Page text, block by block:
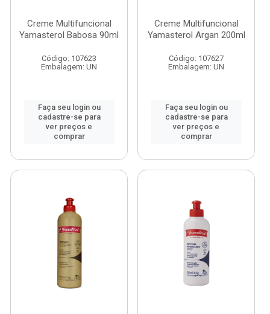
Creme Multifuncional
Yamasterol Babosa 90ml
Código: 107623
Embalagem: UN
Faça seu login ou
cadastre-se para
ver preços e
comprar
Creme Multifuncional
Yamasterol Argan 200ml
Código: 107627
Embalagem: UN
Faça seu login ou
cadastre-se para
ver preços e
comprar